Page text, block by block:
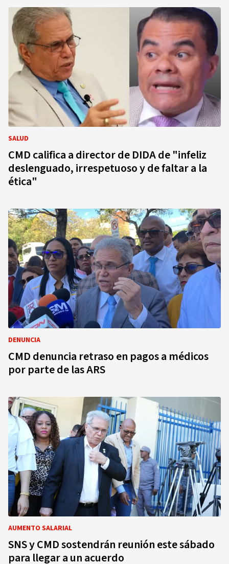
SALUD
CMD califica a director de DIDA de "infeliz
deslenguado, irrespetuoso y de faltar a la
ética"
DENUNCIA
CMD denuncia retraso en pagos a médicos
por parte de las ARS
AUMENTO SALARIAL
SNS y CMD sostendrán reunión este sábado
para llegar a un acuerdo